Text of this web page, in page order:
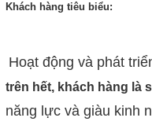
Khách hàng tiêu biểu:
Hoạt động và phát
trên hết, khách hàng là
năng lực và giàu kinh